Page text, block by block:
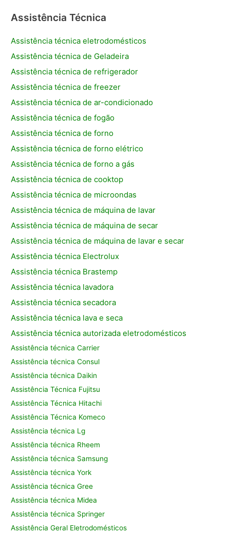
Assistência Técnica
Assistência técnica eletrodomésticos
Assistência técnica de Geladeira
Assistência técnica de refrigerador
Assistência técnica de freezer
Assistência técnica de ar-condicionado
Assistência técnica de fogão
Assistência técnica de forno
Assistência técnica de forno elétrico
Assistência técnica de forno a gás
Assistência técnica de cooktop
Assistência técnica de microondas
Assistência técnica de máquina de lavar
Assistência técnica de máquina de secar
Assistência técnica de máquina de lavar e secar
Assistência técnica Electrolux
Assistência técnica Brastemp
Assistência técnica lavadora
Assistência técnica secadora
Assistência técnica lava e seca
Assistência técnica autorizada eletrodomésticos
Assistência técnica Carrier
Assistência técnica Consul
Assistência técnica Daikin
Assistência Técnica Fujitsu
Assistência Técnica Hitachi
Assistência Técnica Komeco
Assistência técnica Lg
Assistência técnica Rheem
Assistência técnica Samsung
Assistência técnica York
Assistência técnica Gree
Assistência técnica Midea
Assistência técnica Springer
Assistência Geral Eletrodomésticos